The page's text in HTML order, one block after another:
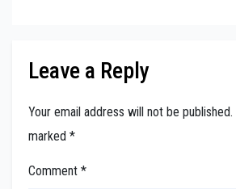
Leave a Reply
Your email address will not be published.
marked *
Comment *